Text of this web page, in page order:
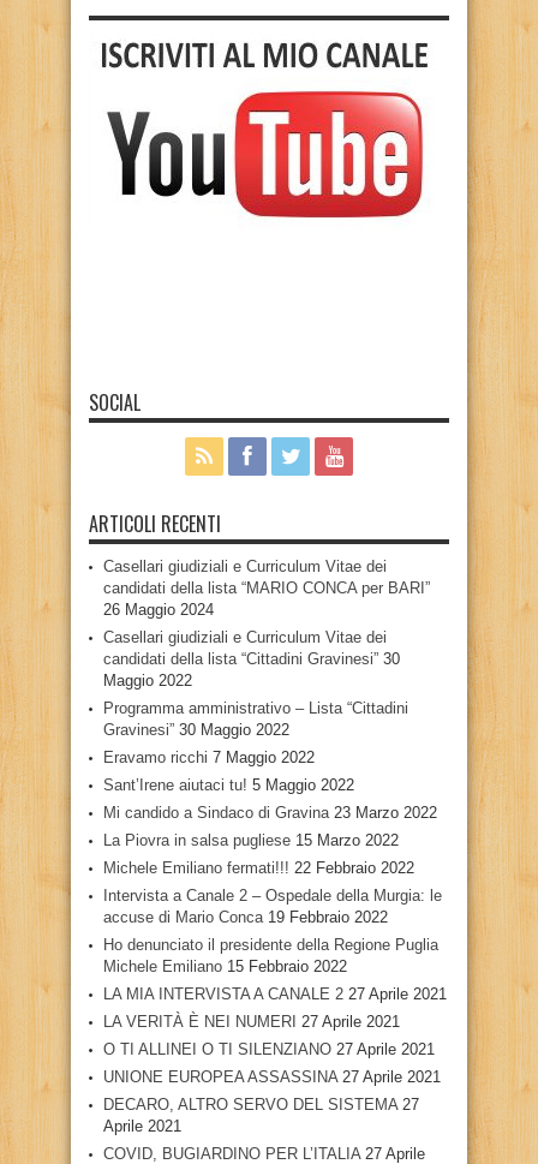
SOCIAL
ARTICOLI RECENTI
Casellari giudiziali e Curriculum Vitae dei
candidati della lista “MARIO CONCA per BARI”
26 Maggio 2024
Casellari giudiziali e Curriculum Vitae dei
candidati della lista “Cittadini Gravinesi” 30
Maggio 2022
Programma amministrativo – Lista “Cittadini
Gravinesi” 30 Maggio 2022
Eravamo ricchi 7 Maggio 2022
Sant’Irene aiutaci tu! 5 Maggio 2022
Mi candido a Sindaco di Gravina 23 Marzo 2022
La Piovra in salsa pugliese 15 Marzo 2022
Michele Emiliano fermati!!! 22 Febbraio 2022
Intervista a Canale 2 – Ospedale della Murgia: le
accuse di Mario Conca 19 Febbraio 2022
Ho denunciato il presidente della Regione Puglia
Michele Emiliano 15 Febbraio 2022
LA MIA INTERVISTA A CANALE 2 27 Aprile 2021
LA VERITÀ È NEI NUMERI 27 Aprile 2021
O TI ALLINEI O TI SILENZIANO 27 Aprile 2021
UNIONE EUROPEA ASSASSINA 27 Aprile 2021
DECARO, ALTRO SERVO DEL SISTEMA 27
Aprile 2021
COVID, BUGIARDINO PER L’ITALIA 27 Aprile